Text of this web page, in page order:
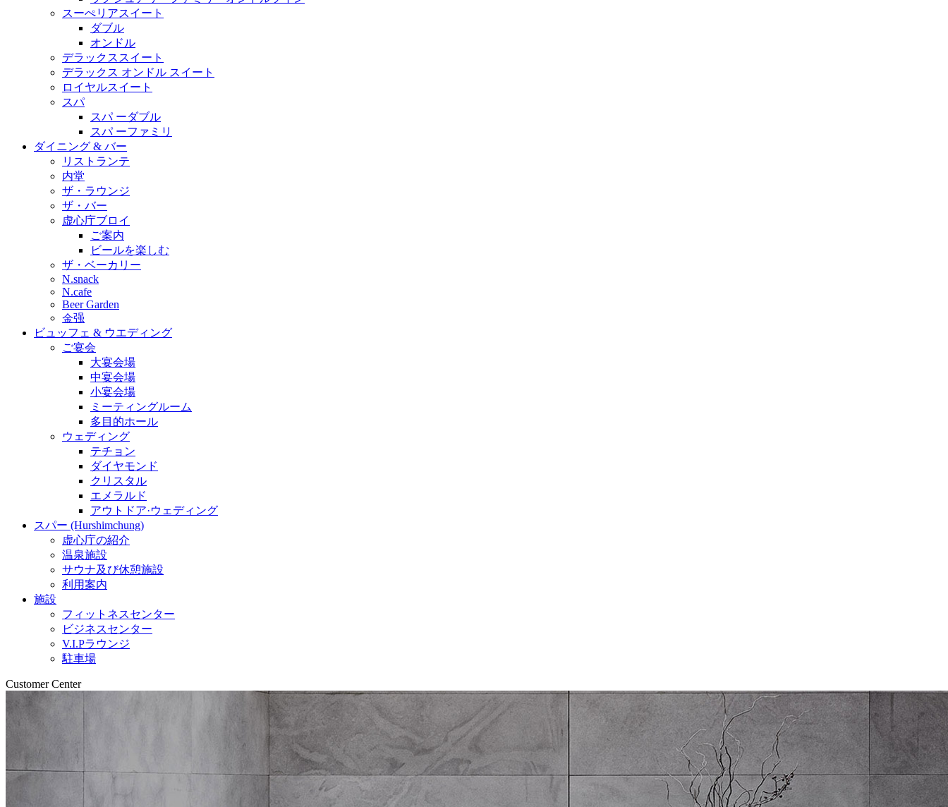
スーぺリアスイート
ダブル
オンドル
デラックススイート
デラックス オンドル スイート
ロイヤルスイート
スパ
スパ ーダブル
スパ ーファミリ
ダイニング & バー
リストランテ
内堂
ザ・ラウンジ
ザ・バー
虚心庁ブロイ
ご案内
ビールを楽しむ
ザ・ベーカリー
N.snack
N.cafe
Beer Garden
金强
ビュッフェ & ウエディング
ご宴会
大宴会場
中宴会場
小宴会場
ミーティングルーム
多目的ホール
ウェディング
テチョン
ダイヤモンド
クリスタル
エメラルド
アウトドア·ウェディング
スパー (Hurshimchung)
虚心庁の紹介
温泉施設
サウナ及び休憩施設
利用案内
施設
フィットネスセンター
ビジネスセンター
V.I.Pラウンジ
駐車場
Customer Center